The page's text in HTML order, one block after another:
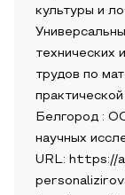
культуры и
технических
трудов по
Белгород :
научных
URL: https://